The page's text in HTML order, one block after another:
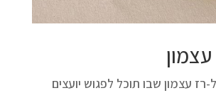
רז עצמון שבו תוכל לפגוש יועצים